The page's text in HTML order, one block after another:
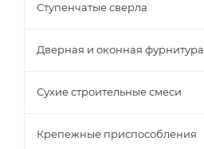
Ступенчатые сверла
Дверная и оконная фурнитура
Сухие строительные смеси
Крепежные приспособления